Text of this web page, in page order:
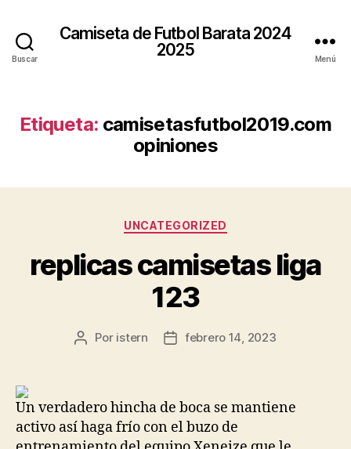
Buscar
Camiseta de Futbol Barata 2024
2025
Menú
Etiqueta: camisetasfutbol2019.com
opiniones
Categorías
UNCATEGORIZED
replicas camisetas liga
123
Autor
Por istern
Fechafebrero 14, 2023
Un verdadero hincha de boca se mantiene
activo así haga frío con el buzo de